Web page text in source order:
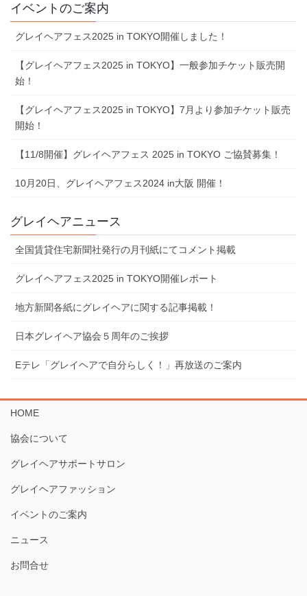
イベントのご案内
グレイヘアフェス2025 in TOKYO開催しました！
【グレイヘアフェス2025 in TOKYO】一般参加チケット販売開
始！
【グレイヘアフェス2025 in TOKYO】7⽉より参加チケット販売
開始！
【11/8開催】グレイヘアフェス 2025 in TOKYO ご協賛募集！
10⽉20⽇、グレイヘアフェス2024 in⼤阪 開催！
グレイヘアニュース
全国賃貸住宅新聞社発行の月刊紙にてコメント掲載
グレイヘアフェス2025 in TOKYO開催レポート
地⽅新聞各紙にグレイヘアに関する記事掲載！
⽇本グレイヘア協会５周年のご挨拶
Eテレ「グレイヘアで⾃分らしく！」再放送のご案内
HOME
協会について
グレイヘアサポートサロン
グレイヘアファッション
イベントのご案内
ニュース
お問合せ